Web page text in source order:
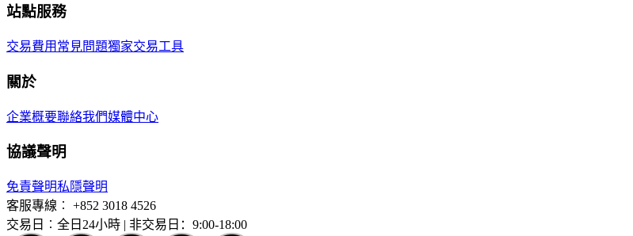
站點服務
交易費用 常見問題獨家交易工具
關於
企業概要聯絡我們媒體中心
協議聲明
免責聲明私隱聲明
客服專線︰ +852 3018 4526
交易日︰全日24小時 | 非交易日：9:00-18:00